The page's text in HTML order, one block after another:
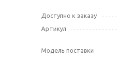
Доступно к заказу
Артикул
Модель поставки